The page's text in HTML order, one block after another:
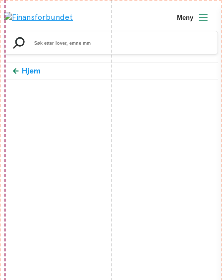
Search
for:
Meny
Hjem